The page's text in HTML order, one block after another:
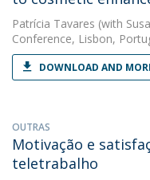
Patrícia Tavares (with
Conference, Lisbon,
DOWNLOAD AND
OUTRAS
Motivação e
teletrabalho